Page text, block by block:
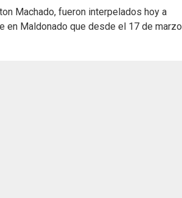
Machado, fueron interpelados hoy a
en Maldonado que desde el 17 de marzo